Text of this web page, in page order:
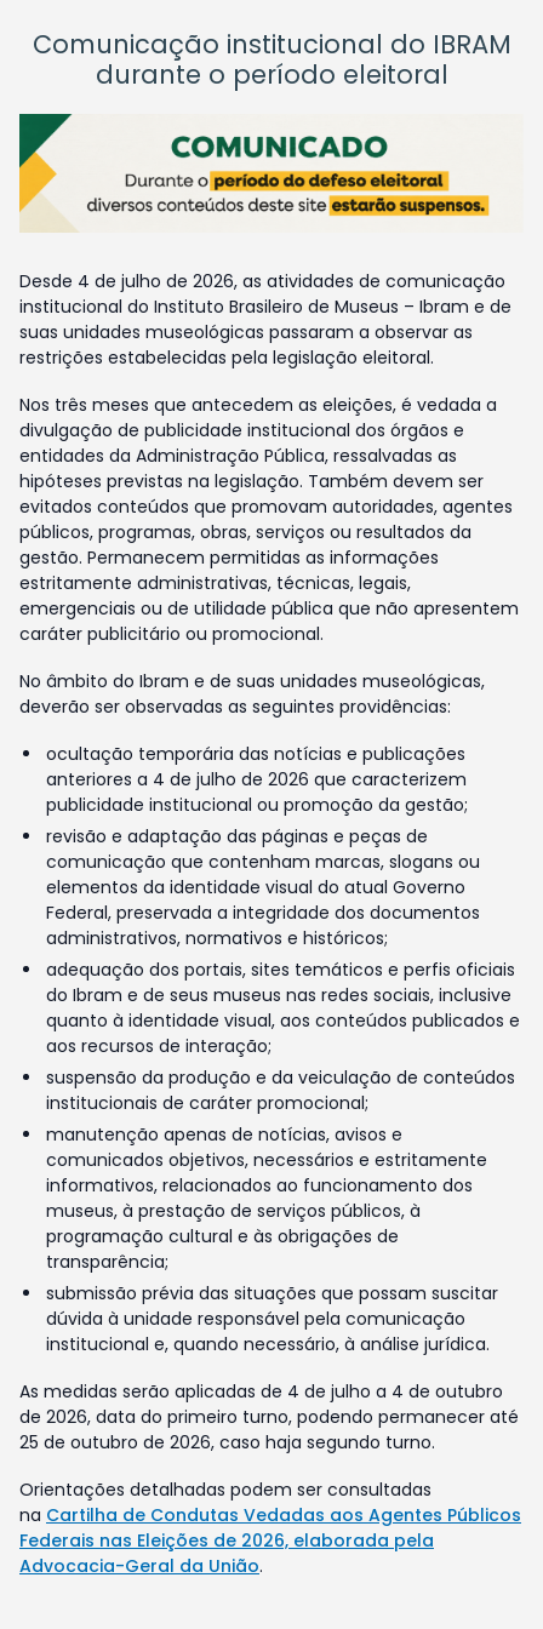
Comunicação institucional do IBRAM
durante o período eleitoral
Desde 4 de julho de 2026, as atividades de comunicação
institucional do Instituto Brasileiro de Museus – Ibram e de
suas unidades museológicas passaram a observar as
restrições estabelecidas pela legislação eleitoral.
Nos três meses que antecedem as eleições, é vedada a
divulgação de publicidade institucional dos órgãos e
entidades da Administração Pública, ressalvadas as
hipóteses previstas na legislação. Também devem ser
evitados conteúdos que promovam autoridades, agentes
públicos, programas, obras, serviços ou resultados da
gestão. Permanecem permitidas as informações
estritamente administrativas, técnicas, legais,
emergenciais ou de utilidade pública que não apresentem
caráter publicitário ou promocional.
No âmbito do Ibram e de suas unidades museológicas,
deverão ser observadas as seguintes providências:
ocultação temporária das notícias e publicações
anteriores a 4 de julho de 2026 que caracterizem
publicidade institucional ou promoção da gestão;
revisão e adaptação das páginas e peças de
comunicação que contenham marcas, slogans ou
elementos da identidade visual do atual Governo
Federal, preservada a integridade dos documentos
administrativos, normativos e históricos;
adequação dos portais, sites temáticos e perfis oficiais
do Ibram e de seus museus nas redes sociais, inclusive
quanto à identidade visual, aos conteúdos publicados e
aos recursos de interação;
suspensão da produção e da veiculação de conteúdos
institucionais de caráter promocional;
manutenção apenas de notícias, avisos e
comunicados objetivos, necessários e estritamente
informativos, relacionados ao funcionamento dos
museus, à prestação de serviços públicos, à
programação cultural e às obrigações de
transparência;
submissão prévia das situações que possam suscitar
dúvida à unidade responsável pela comunicação
institucional e, quando necessário, à análise jurídica.
As medidas serão aplicadas de 4 de julho a 4 de outubro
de 2026, data do primeiro turno, podendo permanecer até
25 de outubro de 2026, caso haja segundo turno.
Orientações detalhadas podem ser consultadas
na Cartilha de Condutas Vedadas aos Agentes Públicos
Federais nas Eleições de 2026, elaborada pela
Advocacia-Geral da União.